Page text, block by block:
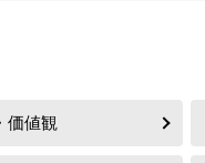
価値観